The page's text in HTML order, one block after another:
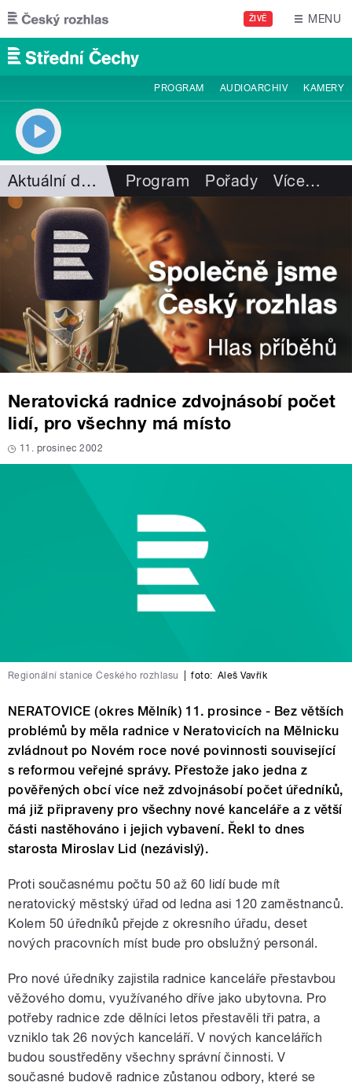
Přejít k hlavnímu obsahu
ŽIVĚ MENU
PROGRAM AUDIOARCHIV KAMERY
Aktuální dění Program Pořady Více…
Neratovická radnice zdvojnásobí počet
lidí, pro všechny má místo
11. prosinec 2002
Regionální stanice Českého rozhlasu foto: Aleš Vavřík
NERATOVICE (okres Mělník) 11. prosince - Bez větších
problémů by měla radnice v Neratovicích na Mělnicku
zvládnout po Novém roce nové povinnosti související
s reformou veřejné správy. Přestože jako jedna z
pověřených obcí více než zdvojnásobí počet úředníků,
má již připraveny pro všechny nové kanceláře a z větší
části nastěhováno i jejich vybavení. Řekl to dnes
starosta Miroslav Lid (nezávislý).
Proti současnému počtu 50 až 60 lidí bude mít
neratovický městský úřad od ledna asi 120 zaměstnanců.
Kolem 50 úředníků přejde z okresního úřadu, deset
nových pracovních míst bude pro obslužný personál.
Pro nové úředníky zajistila radnice kanceláře přestavbou
věžového domu, využívaného dříve jako ubytovna. Pro
potřeby radnice zde dělníci letos přestavěli tři patra, a
vzniklo tak 26 nových kanceláří. V nových kancelářích
budou soustředěny všechny správní činnosti. V
současné budově radnice zůstanou odbory, které se